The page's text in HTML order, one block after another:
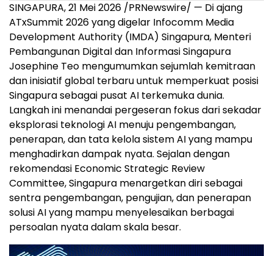
SINGAPURA, 21 Mei 2026 /PRNewswire/ — Di ajang
ATxSummit 2026 yang digelar Infocomm Media
Development Authority (IMDA) Singapura, Menteri
Pembangunan Digital dan Informasi Singapura
Josephine Teo mengumumkan sejumlah kemitraan
dan inisiatif global terbaru untuk memperkuat posisi
Singapura sebagai pusat AI terkemuka dunia.
Langkah ini menandai pergeseran fokus dari sekadar
eksplorasi teknologi AI menuju pengembangan,
penerapan, dan tata kelola sistem AI yang mampu
menghadirkan dampak nyata. Sejalan dengan
rekomendasi Economic Strategic Review
Committee, Singapura menargetkan diri sebagai
sentra pengembangan, pengujian, dan penerapan
solusi AI yang mampu menyelesaikan berbagai
persoalan nyata dalam skala besar.